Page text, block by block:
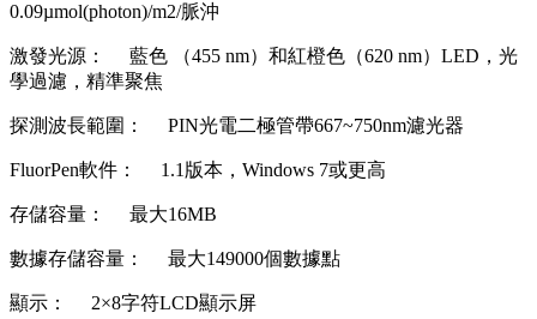
0.09µmol(photon)/m2/脈沖
激發光源： 藍色 （455 nm）和紅橙色（620 nm）LED，光
學過濾，精準聚焦
探測波長範圍： PIN光電二極管帶667~750nm濾光器
FluorPen軟件： 1.1版本，Windows 7或更高
存儲容量： 最大16MB
數據存儲容量： 最大149000個數據點
顯示： 2×8字符LCD顯示屏